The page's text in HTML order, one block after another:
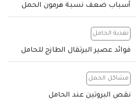
أسباب ضعف نسبة هرمون الحمل
تغذية الحامل
فوائد عصير البرتقال الطازج للحامل
مشاكل الحمل
نقص البروتين عند الحامل